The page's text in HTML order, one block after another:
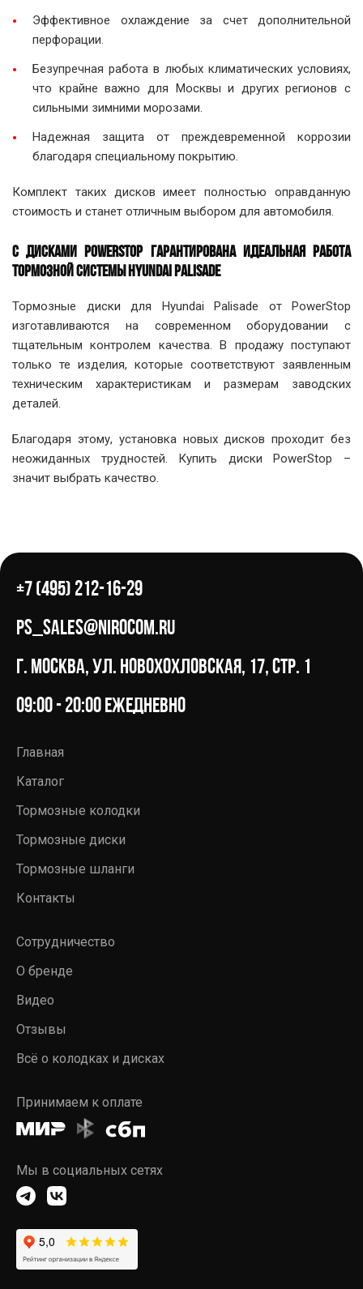
Эффективное охлаждение за счет дополнительной
перфорации.
Безупречная работа в любых климатических условиях,
что крайне важно для Москвы и других регионов с
сильными зимними морозами.
Надежная защита от преждевременной коррозии
благодаря специальному покрытию.
Комплект таких дисков имеет полностью оправданную
стоимость и станет отличным выбором для автомобиля.
С ДИСКАМИ POWERSTOP ГАРАНТИРОВАНА ИДЕАЛЬНАЯ РАБОТА
ТОРМОЗНОЙ СИСТЕМЫ HYUNDAI PALISADE
Тормозные диски для Hyundai Palisade от PowerStop
изготавливаются на современном оборудовании с
тщательным контролем качества. В продажу поступают
только те изделия, которые соответствуют заявленным
техническим характеристикам и размерам заводских
деталей.
Благодаря этому, установка новых дисков проходит без
неожиданных трудностей. Купить диски PowerStop –
значит выбрать качество.
+7 (495) 212-16-29
ps_sales@nirocom.ru
г. Москва, ул. Новохохловская, 17, стр. 1
09:00 - 20:00 ежедневно
Главная
Каталог
Тормозные колодки
Тормозные диски
Тормозные шланги
Контакты
Сотрудничество
О бренде
Видео
Отзывы
Всё о колодках и дисках
Принимаем к оплате
Мы в социальных сетях